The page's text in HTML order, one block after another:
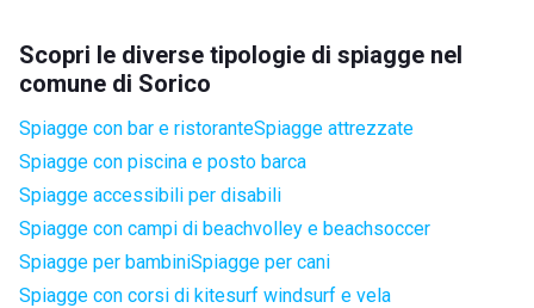
Scopri le diverse tipologie di spiagge nel
comune di Sorico
Spiagge con bar e ristoranteSpiagge attrezzate
Spiagge con piscina e posto barca
Spiagge accessibili per disabili
Spiagge con campi di beachvolley e beachsoccer
Spiagge per bambiniSpiagge per cani
Spiagge con corsi di kitesurf windsurf e vela